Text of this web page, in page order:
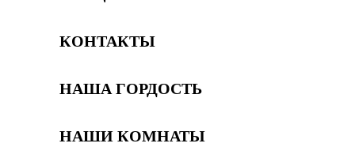
КОНТАКТЫ
НАША ГОРДОСТЬ
НАШИ КОМНАТЫ